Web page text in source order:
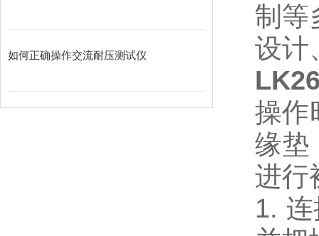
如何正确操作交流耐压测试仪
制等
设计
操作
缘垫
进行
1.